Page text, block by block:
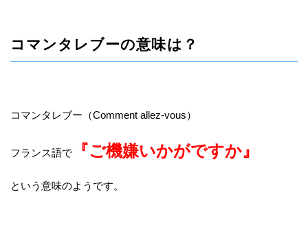
コマンタレブーの意味は？
コマンタレブー（Comment allez-vous）
フランス語で 『ご機嫌いかがですか』
という意味のようです。